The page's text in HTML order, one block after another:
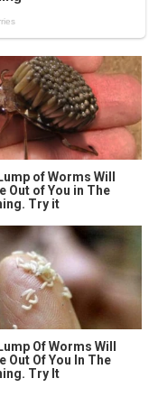
of Worms Will
Out of You in The
Try it
Of Worms Will
Out Of You In The
Try It